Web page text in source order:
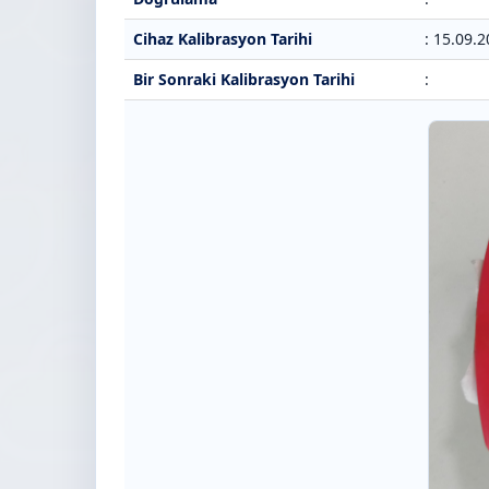
Cihaz Kalibrasyon Tarihi
:
Bir Sonraki Kalibrasyon Tarihi
: